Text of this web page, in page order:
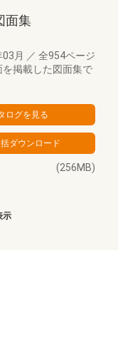
面集
月 ／ 全954ページ
掲載した図面集で
(256MB)
示